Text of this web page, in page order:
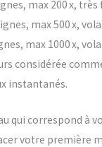
max 200 x,
max 500 x,
max 1000 x,
considérée
instantanés.
qui correspond à
votre première